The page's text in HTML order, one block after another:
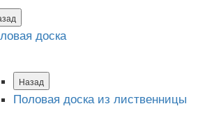
доска
Назад
Половая доска из лиственницы